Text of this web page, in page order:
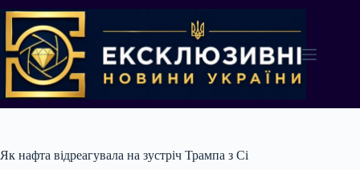
до
вмісту
Як нафта відреагувала на зустріч Трампа з Сі